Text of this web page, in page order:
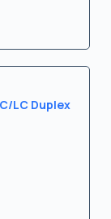
LC Duplex